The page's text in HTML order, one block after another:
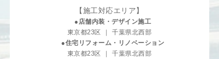
【施工対応エリア】
●店舗内装・デザイン施工
東京都23区 ｜ 千葉県北西部
●住宅リフォーム・リノベーション
東京都23区 ｜ 千葉県北西部